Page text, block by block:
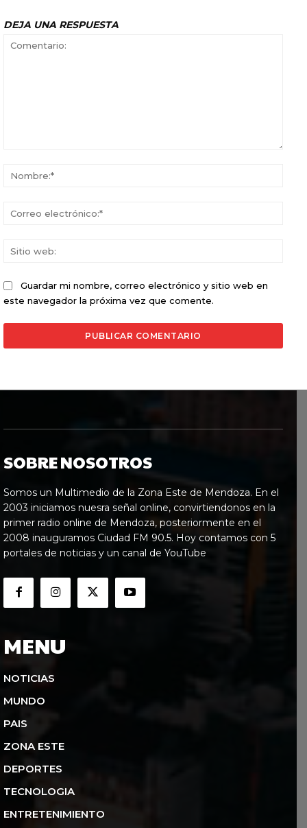
DEJA UNA RESPUESTA
Guardar mi nombre, correo electrónico y sitio web en
este navegador la próxima vez que comente.
SOBRE NOSOTROS
Somos un Multimedio de la Zona Este de Mendoza. En el
2003 iniciamos nuesra señal online, convirtiendonos en la
primer radio online de Mendoza, posteriormente en el
2008 inauguramos Ciudad FM 90.5. Hoy contamos con 5
portales de noticias y un canal de YouTube
MENU
NOTICIAS
MUNDO
PAIS
ZONA ESTE
DEPORTES
TECNOLOGIA
ENTRETENIMIENTO